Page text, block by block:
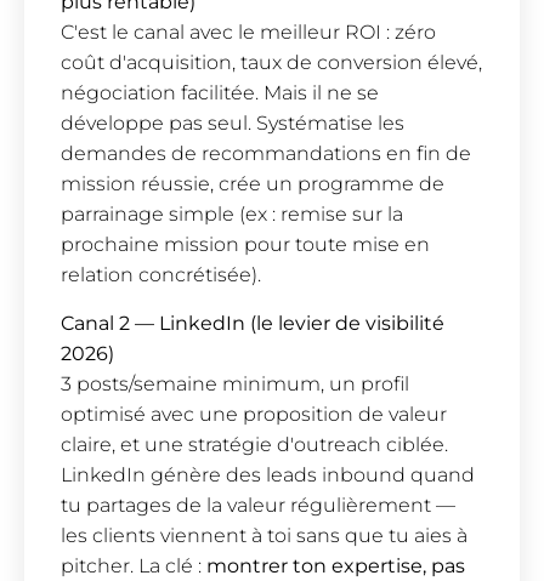
C'est le canal avec le meilleur ROI : zéro
coût d'acquisition, taux de conversion élevé,
négociation facilitée. Mais il ne se
développe pas seul. Systématise les
demandes de recommandations en fin de
mission réussie, crée un programme de
parrainage simple (ex : remise sur la
prochaine mission pour toute mise en
relation concrétisée).
Canal 2 — LinkedIn (le levier de visibilité
2026)
3 posts/semaine minimum, un profil
optimisé avec une proposition de valeur
claire, et une stratégie d'outreach ciblée.
LinkedIn génère des leads inbound quand
tu partages de la valeur régulièrement —
les clients viennent à toi sans que tu aies à
pitcher. La clé : montrer ton expertise, pas